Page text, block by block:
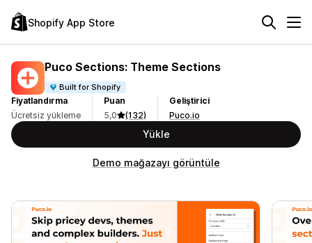
Shopify App Store
Puco Sections: Theme Sections
Built for Shopify
Fiyatlandırma
Ücretsiz yükleme
Puan
5,0
(132)
Geliştirici
Puco.io
Yükle
Demo mağazayı görüntüle